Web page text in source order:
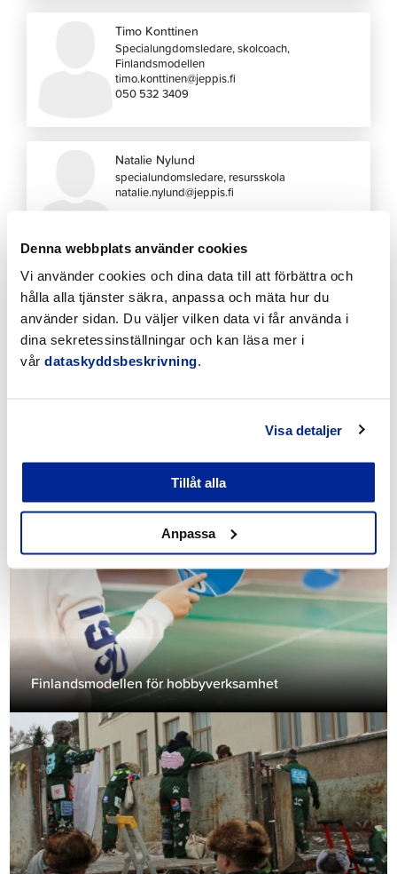
Denna webbplats använder cookies
Vi använder cookies och dina data till att förbättra och
hålla alla tjänster säkra, anpassa och mäta hur du
använder sidan. Du väljer vilken data vi får använda i
dina sekretessinställningar och kan läsa mer i
vår dataskyddsbeskrivning.
Visa detaljer
Tillåt alla
Anpassa
Timo Konttinen
Specialungdomsledare, skolcoach,
Finlandsmodellen
timo.konttinen@jeppis.fi
050 532 3409
Natalie Nylund
specialundomsledare, resursskola
natalie.nylund@jeppis.fi
Julia Strömberg Sampert
Specialungdomsledare, Fix-klass
Ungdomsbyrån
julia.stromberg-sampert@jeppis.fi
044 785 1207
Finlandsmodellen för hobbyverksamhet